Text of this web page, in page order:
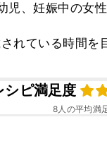
児、妊娠中の女
れている時間を
シピ満足度
8人の平均満